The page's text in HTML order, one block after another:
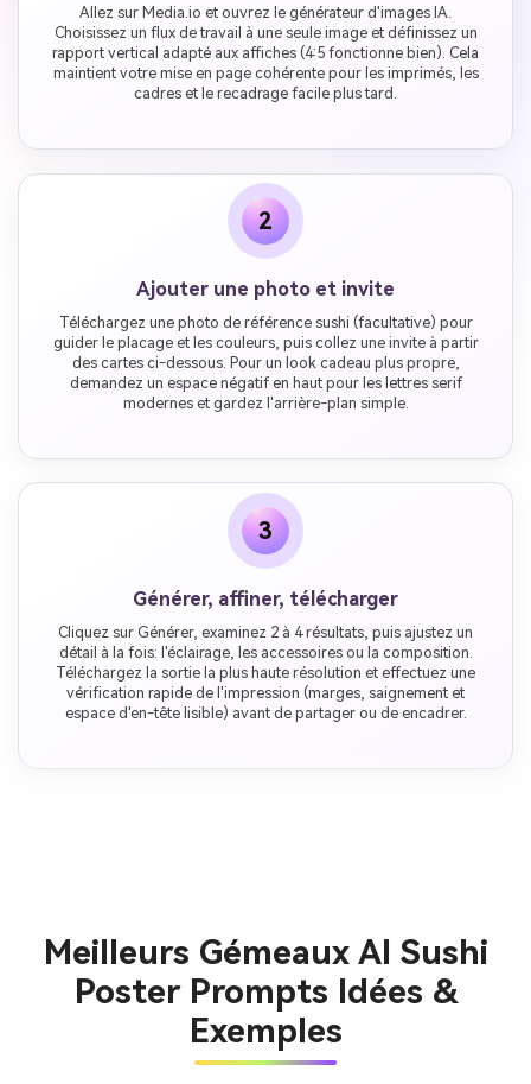
Allez sur Media.io et ouvrez le générateur d'images IA.
Choisissez un flux de travail à une seule image et définissez un
rapport vertical adapté aux affiches (4:5 fonctionne bien). Cela
maintient votre mise en page cohérente pour les imprimés, les
cadres et le recadrage facile plus tard.
2
Ajouter une photo et invite
Téléchargez une photo de référence sushi (facultative) pour
guider le placage et les couleurs, puis collez une invite à partir
des cartes ci-dessous. Pour un look cadeau plus propre,
demandez un espace négatif en haut pour les lettres serif
modernes et gardez l'arrière-plan simple.
3
Générer, affiner, télécharger
Cliquez sur Générer, examinez 2 à 4 résultats, puis ajustez un
détail à la fois: l'éclairage, les accessoires ou la composition.
Téléchargez la sortie la plus haute résolution et effectuez une
vérification rapide de l'impression (marges, saignement et
espace d'en-tête lisible) avant de partager ou de encadrer.
Meilleurs Gémeaux AI Sushi
Poster Prompts Idées &
Exemples